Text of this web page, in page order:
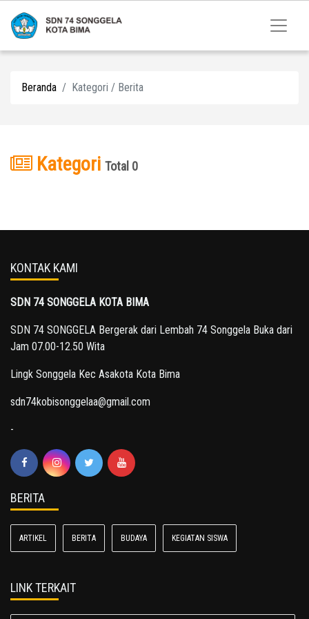
Beranda Kategori / Berita
Kategori Total 0
KONTAK KAMI
SDN 74 SONGGELA KOTA BIMA
SDN 74 SONGGELA Bergerak dari Lembah 74 Songgela Buka dari
Jam 07.00-12.50 Wita
Lingk Songgela Kec Asakota Kota Bima
sdn74kobisonggelaa@gmail.com
-
BERITA
ARTIKEL BERITA BUDAYA KEGIATAN SISWA
LINK TERKAIT